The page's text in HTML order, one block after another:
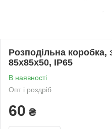
Розподільна
85х85х50, ІР65
В наявності
Опт і роздріб
60 ₴